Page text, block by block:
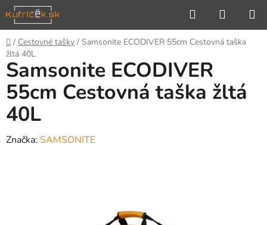
Prejsť
na
obsah
Hľadať
KOŠÍK
Domov
/ Cestovné tašky / Samsonite ECODIVER 55cm Cestovná taška
žltá 40L
Samsonite ECODIVER
55cm Cestovná taška žltá
40L
Značka: SAMSONITE